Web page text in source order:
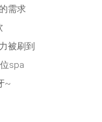
需求
被刷到
spa
~